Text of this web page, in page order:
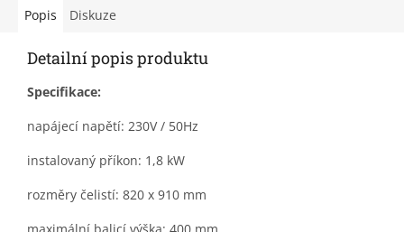
Popis Diskuze
Detailní popis produktu
Specifikace:
napájecí napětí: 230V / 50Hz
instalovaný příkon: 1,8 kW
rozměry čelistí: 820 x 910 mm